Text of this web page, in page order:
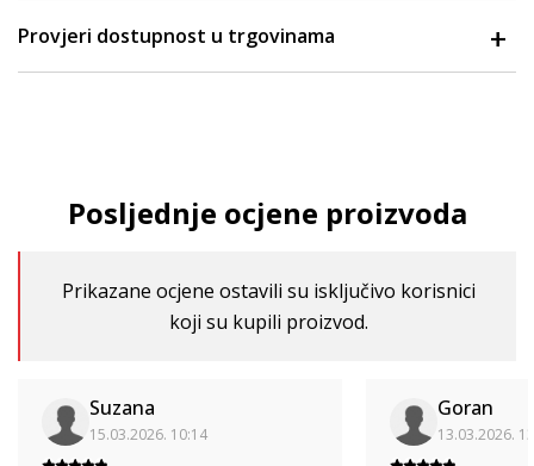
Provjeri dostupnost u trgovinama
Posljednje ocjene proizvoda
Prikazane ocjene ostavili su isključivo korisnici
koji su kupili proizvod.
Suzana
15.03.2026. 10:14
Goran
13.03.2026.